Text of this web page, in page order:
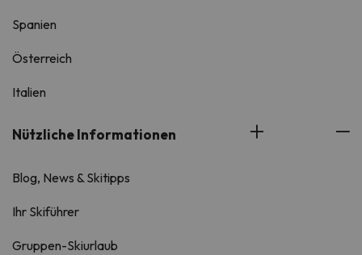
Spanien
Österreich
Italien
Nützliche Informationen
Blog, News & Skitipps
Ihr Skiführer
Gruppen-Skiurlaub